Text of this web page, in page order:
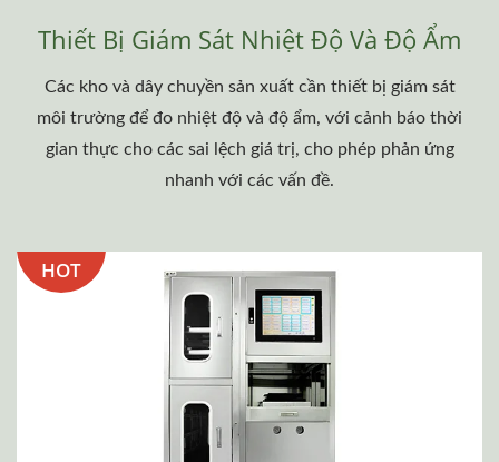
Thiết Bị Giám Sát Nhiệt Độ Và Độ Ẩm
Các kho và dây chuyền sản xuất cần thiết bị giám sát
môi trường để đo nhiệt độ và độ ẩm, với cảnh báo thời
gian thực cho các sai lệch giá trị, cho phép phản ứng
nhanh với các vấn đề.
HOT